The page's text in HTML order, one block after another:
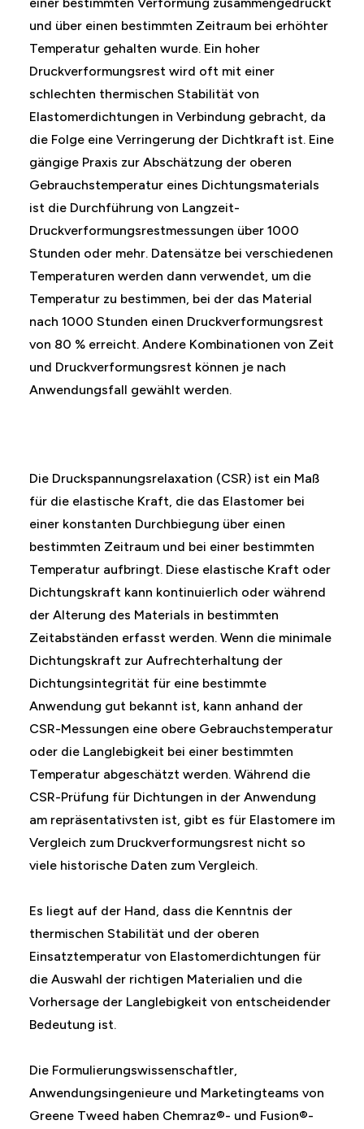
und über einen bestimmten Zeitraum bei erhöhter
Temperatur gehalten wurde. Ein hoher
Druckverformungsrest wird oft mit einer
schlechten thermischen Stabilität von
Elastomerdichtungen in Verbindung gebracht, da
die Folge eine Verringerung der Dichtkraft ist. Eine
gängige Praxis zur Abschätzung der oberen
Gebrauchstemperatur eines Dichtungsmaterials
ist die Durchführung von Langzeit-
Druckverformungsrestmessungen über 1000
Stunden oder mehr. Datensätze bei verschiedenen
Temperaturen werden dann verwendet, um die
Temperatur zu bestimmen, bei der das Material
nach 1000 Stunden einen Druckverformungsrest
von 80 % erreicht. Andere Kombinationen von Zeit
und Druckverformungsrest können je nach
Anwendungsfall gewählt werden.
Die Druckspannungsrelaxation (CSR) ist ein Maß
für die elastische Kraft, die das Elastomer bei
einer konstanten Durchbiegung über einen
bestimmten Zeitraum und bei einer bestimmten
Temperatur aufbringt. Diese elastische Kraft oder
Dichtungskraft kann kontinuierlich oder während
der Alterung des Materials in bestimmten
Zeitabständen erfasst werden. Wenn die minimale
Dichtungskraft zur Aufrechterhaltung der
Dichtungsintegrität für eine bestimmte
Anwendung gut bekannt ist, kann anhand der
CSR-Messungen eine obere Gebrauchstemperatur
oder die Langlebigkeit bei einer bestimmten
Temperatur abgeschätzt werden. Während die
CSR-Prüfung für Dichtungen in der Anwendung
am repräsentativsten ist, gibt es für Elastomere im
Vergleich zum Druckverformungsrest nicht so
viele historische Daten zum Vergleich.
Es liegt auf der Hand, dass die Kenntnis der
thermischen Stabilität und der oberen
Einsatztemperatur von Elastomerdichtungen für
die Auswahl der richtigen Materialien und die
Vorhersage der Langlebigkeit von entscheidender
Bedeutung ist.
Die Formulierungswissenschaftler,
Anwendungsingenieure und Marketingteams von
Greene Tweed haben Chemraz®- und Fusion®-